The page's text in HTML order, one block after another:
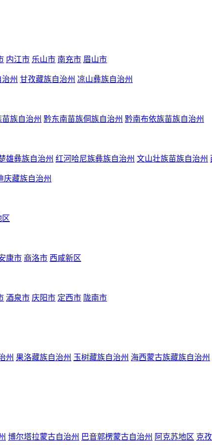
内江市 乐山市 南充市 眉山市
州 甘孜藏族自治州 凉山彝族自治州
族自治州 黔东南苗族侗族自治州 黔南布依族苗族自治州
雄彝族自治州 红河哈尼族彝族自治州 文山壮族苗族自治州
庆藏族自治州
区
康市 商洛市 西咸新区
酒泉市 庆阳市 定西市 陇南市
州 果洛藏族自治州 玉树藏族自治州 海西蒙古族藏族自治州
博尔塔拉蒙古自治州 巴音郭楞蒙古自治州 阿克苏地区 克